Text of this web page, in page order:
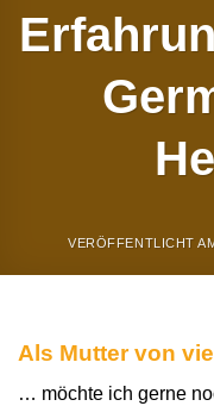
VERÖFFENTLICHT
Als Mutter von
… möchte ich gerne